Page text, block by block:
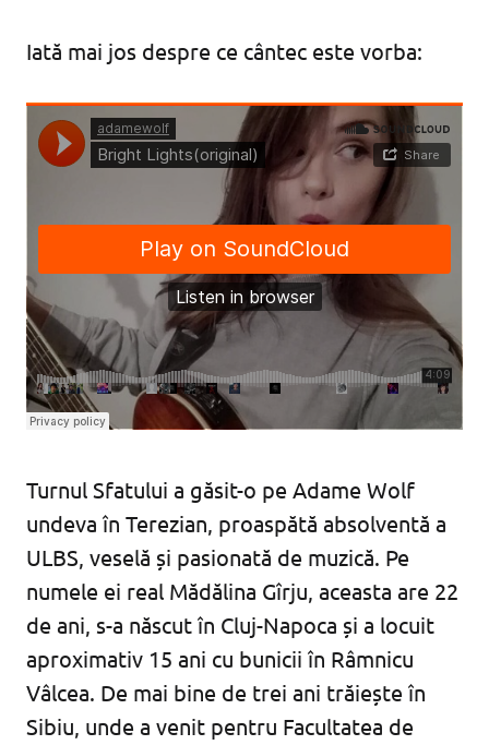
Iată mai jos despre ce cântec este vorba:
Turnul Sfatului a găsit-o pe Adame Wolf
undeva în Terezian, proaspătă absolventă a
ULBS, veselă și pasionată de muzică. Pe
numele ei real Mădălina Gîrju, aceasta are 22
de ani, s-a născut în Cluj-Napoca și a locuit
aproximativ 15 ani cu bunicii în Râmnicu
Vâlcea. De mai bine de trei ani trăiește în
Sibiu, unde a venit pentru Facultatea de